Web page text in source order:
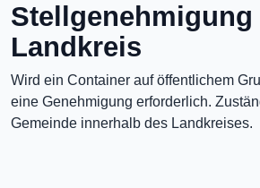
Stellgenehmigung
Landkreis
Wird ein Container auf öffentlichem
eine Genehmigung erforderlich.
Gemeinde innerhalb des Landkreises.